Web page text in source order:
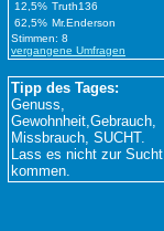
12,5% Truth136
62,5% Mr.Enderson
Stimmen: 8
vergangene Umfragen
Tipp des Tages:
Genuss,
Gewohnheit,Gebrauch,
Missbrauch, SUCHT.
Lass es nicht zur Sucht
kommen.